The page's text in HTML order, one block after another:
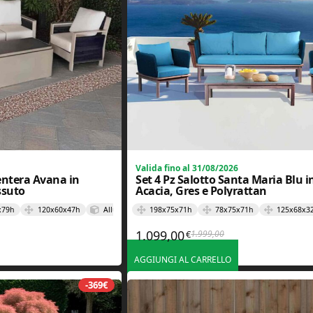
Avana in
120x60x47h Alluminio, Corda e Tessuto
originale era: 1.939,00€.
attuale è: 1.110,00€.
Valida fino al 31/08/2026
Set 4 Pz Salotto Santa Maria Blu
Acacia, Gres e Polyrattan
198x75x71h 78x75x71h
1.999,00Il prezzo originale era:
1.099,00€ Il prezzo attuale è:
AGGIUNGI AL CARRELLO
-369€